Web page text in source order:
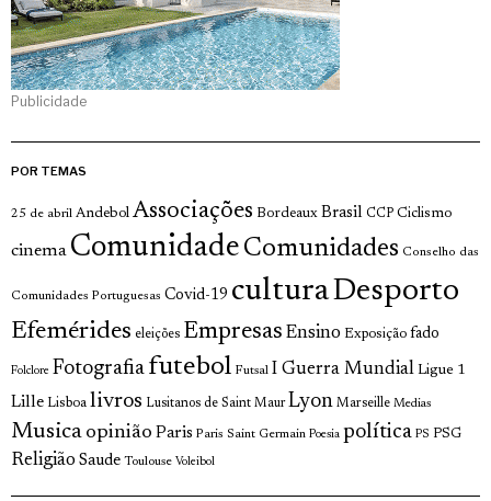
Publicidade
POR TEMAS
25 de abril Andebol Associações Bordeaux Brasil CCP Ciclismo
cinema Comunidade Comunidades Conselho das
Comunidades Portuguesas Covid-19 culturaDesporto
Efemérides eleições Empresas Ensino Exposição fado
Folclore Fotografia futebol Futsal I Guerra Mundial Ligue 1
Lille Lisboa livros Lusitanos de Saint Maur Lyon Marseille Medias
Musica opinião Paris Paris Saint Germain Poesia política PS PSG
Religião Saude Toulouse Voleibol